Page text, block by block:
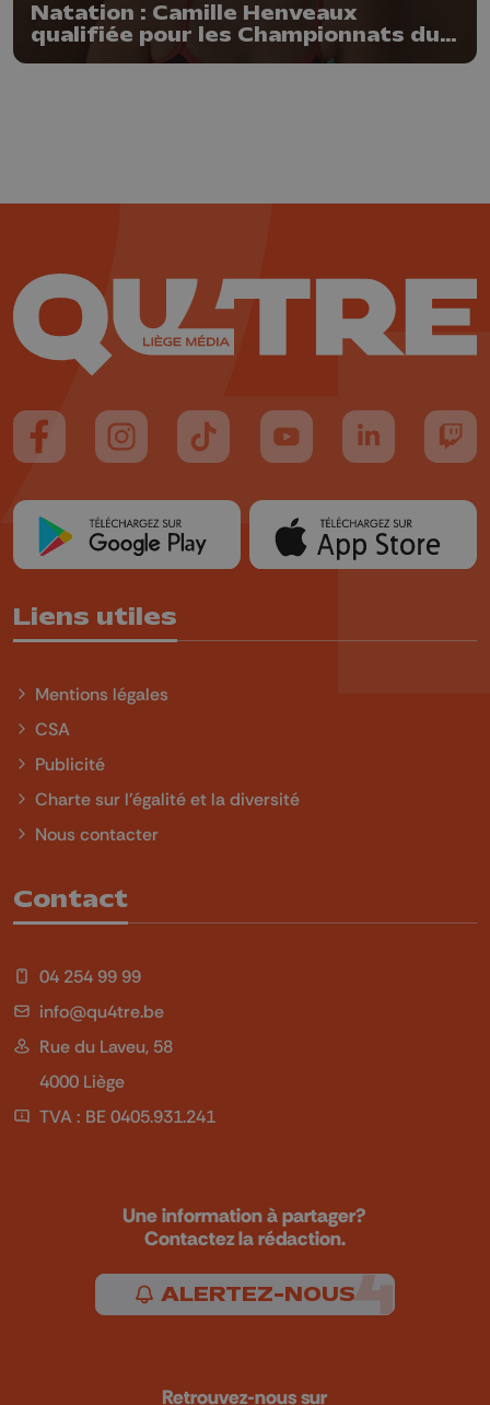
Natation : Camille Henveaux
qualifiée pour les Championnats du
Suivez-nous sur FaceBook
Suivez-nous sur Instagram
Suivez-nous sur TikTok
Suivez-nous sur YouTube
Suivez-nous
Liens utiles
Mentions légales
CSA
Publicité
Charte sur l'égalité et la diversité
Nous contacter
Contact
04 254 99 99
info@qu4tre.be
Rue du Laveu, 58
4000 Liège
TVA : BE 0405.931.241
Une information à partager?
Contactez la rédaction.
ALERTEZ-NOUS
Retrouvez-nous sur